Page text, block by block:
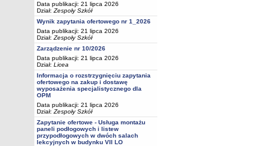
Data publikacji: 21 lipca 2026
Dział: Zespoły Szkół
Wynik zapytania ofertowego nr 1_2026
Data publikacji: 21 lipca 2026
Dział: Zespoły Szkół
Zarządzenie nr 10/2026
Data publikacji: 21 lipca 2026
Dział: Licea
Informacja o rozstrzygnięciu zapytania
ofertowego na zakup i dostawę
wyposażenia specjalistycznego dla
OPM
Data publikacji: 21 lipca 2026
Dział: Zespoły Szkół
Zapytanie ofertowe - Usługa montażu
paneli podłogowych i listew
przypodłogowych w dwóch salach
lekcyjnych w budynku VII LO